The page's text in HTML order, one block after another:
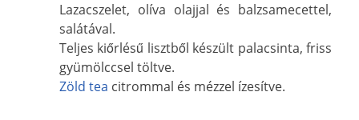
Lazacszelet, olíva olajjal és balzsamecettel,
salátával.
Teljes kiőrlésű lisztből készült palacsinta, friss
gyümölccsel töltve.
Zöld tea citrommal és mézzel ízesítve.